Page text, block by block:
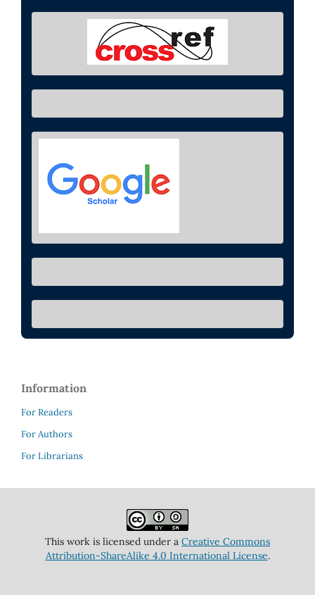
Information
For Readers
For Authors
For Librarians
This work is licensed under a Creative Commons
Attribution-ShareAlike 4.0 International License.